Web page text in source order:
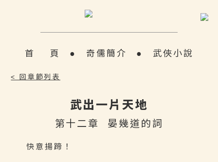
首 頁 ● 奇儒簡介 ● 武俠小說
< 回章節列表
武出一片天地
第十二章 晏幾道的詞
快意揚蹄！